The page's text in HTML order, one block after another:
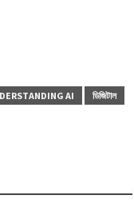
AI
ডিজিটাল